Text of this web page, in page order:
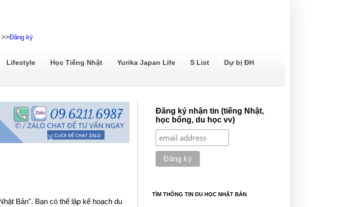
>>Đăng ký
Lifestyle Học Tiếng Nhật Yurika Japan Life S List Dự bị ĐH
Bản". Bạn có thể lập kế hoạch du
Đăng ký nhận tin (tiếng Nhật,
học bổng, du học vv)
TÌM THÔNG TIN DU HỌC NHẬT BẢN